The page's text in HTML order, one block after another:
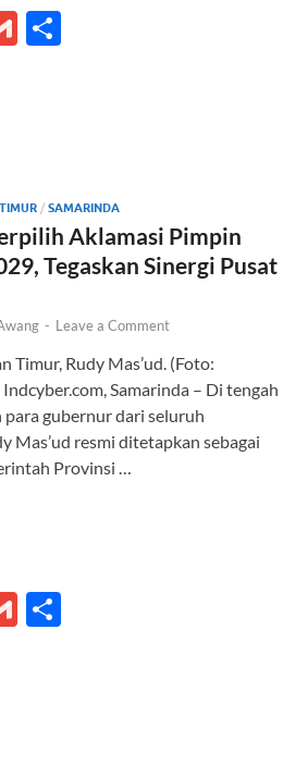
G
/ SAMARINDA
Aklamasi Pimpin
Tegaskan Sinergi Pusat
- Leave a Comment
Timur, Rudy Mas’ud. (Foto:
Samarinda – Di tengah
gubernur dari seluruh
Mas’ud resmi ditetapkan sebagai
Provinsi …
G